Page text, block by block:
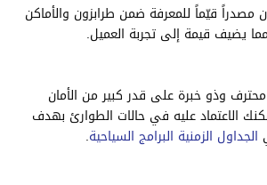
قيّماً للمعرفة ضمن طرابزون والأماكن
مما يضيف قيمة إلى تجربة العميل.
وذو خبرة على قدر كبير من الأمان
الاعتماد عليه في حالات الطوارئ بهدف
الجداول الزمنية البرامج السياحية.